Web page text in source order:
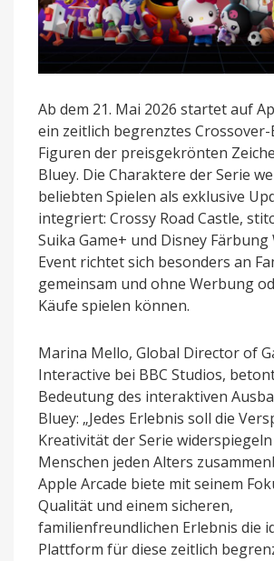
Ab dem 21. Mai 2026 startet auf
ein zeitlich begrenztes Crossover-
Figuren der preisgekrönten
Bluey. Die Charaktere der Serie
beliebten Spielen als exklusive
integriert: Crossy Road Castle,
Suika Game+ und Disney Färbung
Event richtet sich besonders an
gemeinsam und ohne Werbung
Käufe spielen können.
Marina Mello, Global Director of
Interactive bei BBC Studios,
Bedeutung des interaktiven
Bluey: „Jedes Erlebnis soll die
Kreativität der Serie
Menschen jeden Alters
Apple Arcade biete mit seinem
Qualität und einem sicheren,
familienfreundlichen Erlebnis die
Plattform für diese zeitlich